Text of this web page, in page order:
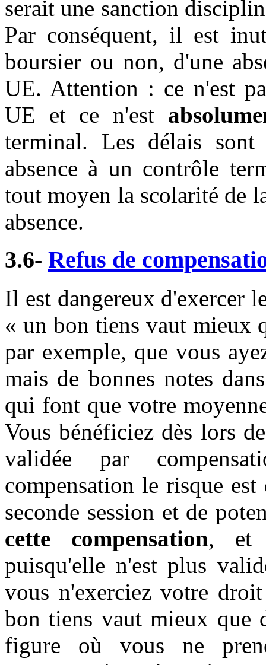
serait une sanction
Par conséquent, il est
boursier ou non, d'une
UE. Attention : ce n'est
UE et ce n'est
terminal. Les délais
absence à un contrôle
tout moyen la scolarité de
absence.
3.6- Refus de
Il est dangereux d'exercer
« un bon tiens vaut mieux
par exemple, que vous
mais de bonnes notes
qui font que votre
Vous bénéficiez dès lors
validée par
compensation le risque
seconde session et de
cette compensation, et
puisqu'elle n'est plus
vous n'exerciez votre
bon tiens vaut mieux que
figure où vous ne